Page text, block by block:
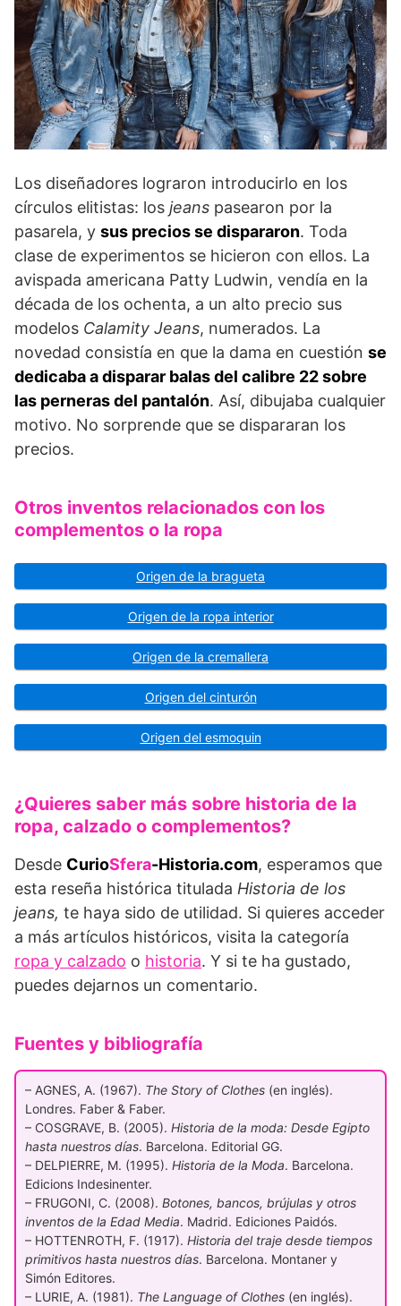
Los diseñadores lograron introducirlo en los
círculos elitistas: los jeans pasearon por la
pasarela, y sus precios se dispararon. Toda
clase de experimentos se hicieron con ellos. La
avispada americana Patty Ludwin, vendía en la
década de los ochenta, a un alto precio sus
modelos Calamity Jeans, numerados. La
novedad consistía en que la dama en cuestión se
dedicaba a disparar balas del calibre 22 sobre
las perneras del pantalón. Así, dibujaba cualquier
motivo. No sorprende que se dispararan los
precios.
Otros inventos relacionados con los
complementos o la ropa
Origen de la bragueta
Origen de la ropa interior
Origen de la cremallera
Origen del cinturón
Origen del esmoquin
¿Quieres saber más sobre historia de la
ropa, calzado o complementos?
Desde CurioSfera-Historia.com, esperamos que
esta reseña histórica titulada Historia de los
jeans, te haya sido de utilidad. Si quieres acceder
a más artículos históricos, visita la categoría
ropa y calzado o historia. Y si te ha gustado,
puedes dejarnos un comentario.
Fuentes y bibliografía
– AGNES, A. (1967). The Story of Clothes (en inglés).
Londres. Faber & Faber.
– COSGRAVE, B. (2005). Historia de la moda: Desde Egipto
hasta nuestros días. Barcelona. Editorial GG.
– DELPIERRE, M. (1995). Historia de la Moda. Barcelona.
Edicions Indesinenter.
– FRUGONI, C. (2008). Botones, bancos, brújulas y otros
inventos de la Edad Media. Madrid. Ediciones Paidós.
– HOTTENROTH, F. (1917). Historia del traje desde tiempos
primitivos hasta nuestros días. Barcelona. Montaner y
Simón Editores.
– LURIE, A. (1981). The Language of Clothes (en inglés).